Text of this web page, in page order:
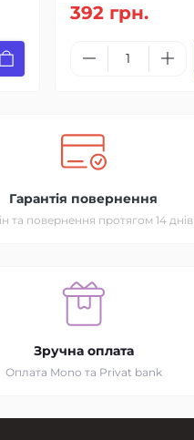
392 грн.
Гарантія повернення
та повернення протягом 14 днів
Зручна оплата
Оплата Mono та Privat bank